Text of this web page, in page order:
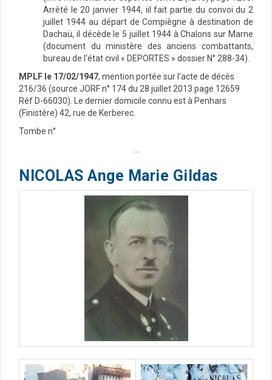
Arrêté le 20 janvier 1944, iil fait partie du convoi du 2
juillet 1944 au départ de Compiègne à destination de
Dachaü, il décède le 5 juillet 1944 à Chalons sur Marne
(document du ministère des anciens combattants,
bureau de l’état civil « DEPORTES » dossier N° 288-34).
MPLF le 17/02/1947, mention portée sur l’acte de décès
216/36 (source JORF n° 174 du 28 juillet 2013 page 12659
Réf D-66030). Le dernier domicile connu est à Penhars
(Finistère) 42, rue de Kerberec.
Tombe n°
NICOLAS Ange Marie Gildas